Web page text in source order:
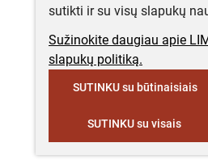
sutikti ir su visų slapukų
Sužinokite daugiau apie
slapukų politiką.
SUTINKU su būtinaisiais
SUTINKU su visais